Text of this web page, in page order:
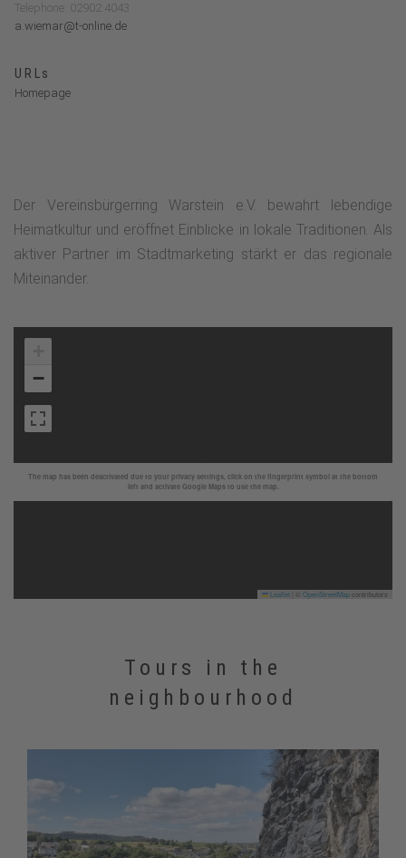
Telephone: 02902 4043
a.wiemar@t-online.de
URLs
Homepage
Der Vereinsbürgerring Warstein e.V. bewahrt lebendige
Heimatkultur und eröffnet Einblicke in lokale Traditionen. Als
aktiver Partner im Stadtmarketing stärkt er das regionale
Miteinander.
The map has been deactivated due to your privacy settings, click on the fingerprint symbol at the bottom
left and activate Google Maps to use the map.
−
Leaflet OpenStreetMapcontributors
Tours in the
neighbourhood